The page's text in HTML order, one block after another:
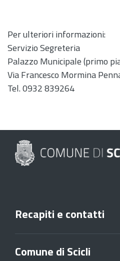
Per ulteriori informazioni:
Servizio Segreteria
Palazzo Municipale (primo
Via Francesco Mormina
Tel. 0932 839264
Recapiti e contatti
Comune di Scicli